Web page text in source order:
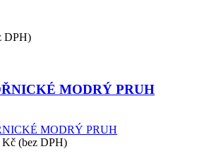
DPH)
MODRÝ PRUH
Kč (bez DPH)